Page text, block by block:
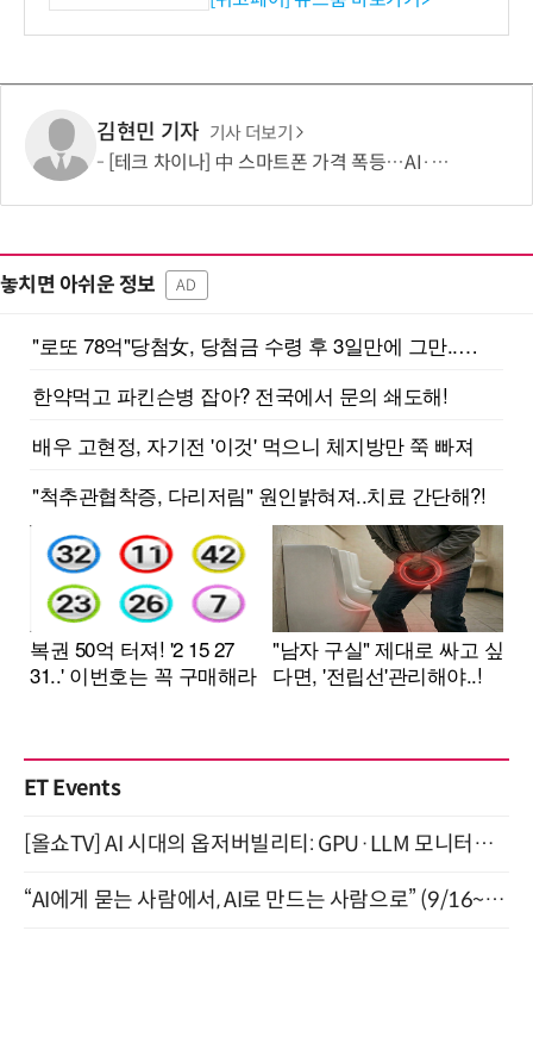
김현민 기자 기사 더보기
[테크 차이나] 中 스마트폰 가격 폭등…AI·5G로 모바일 산업 패러다임 전환 모색
놓치면 아쉬운 정보 AD
ET Events
[올쇼TV] AI 시대의 옵저버빌리티: GPU·LLM 모니터링부터 AI 기반 장애 대응까지 (8/11 생방송)
“AI에게 묻는 사람에서, AI로 만드는 사람으로” (9/16~17)